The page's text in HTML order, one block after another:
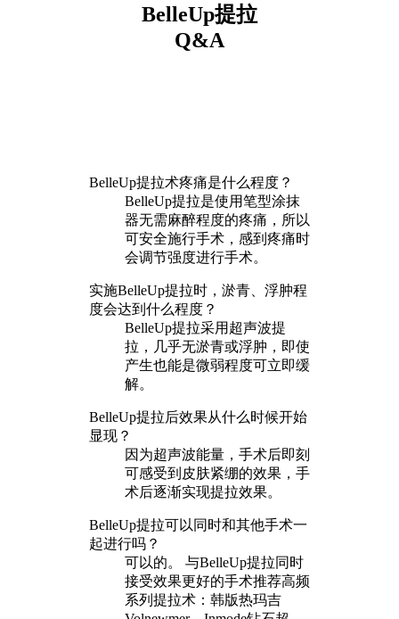
BelleUp提拉
Q&A
BelleUp提拉术疼痛是什么程度？
BelleUp提拉是使用笔型涂抹
器无需麻醉程度的疼痛，所以
可安全施行手术，感到疼痛时
会调节强度进行手术。
实施BelleUp提拉时，淤青、浮肿程
度会达到什么程度？
BelleUp提拉采用超声波提
拉，几乎无淤青或浮肿，即使
产生也能是微弱程度可立即缓
解。
BelleUp提拉后效果从什么时候开始
显现？
因为超声波能量，手术后即刻
可感受到皮肤紧绷的效果，手
术后逐渐实现提拉效果。
BelleUp提拉可以同时和其他手术一
起进行吗？
可以的。 与BelleUp提拉同时
接受效果更好的手术推荐高频
系列提拉术：韩版热玛吉